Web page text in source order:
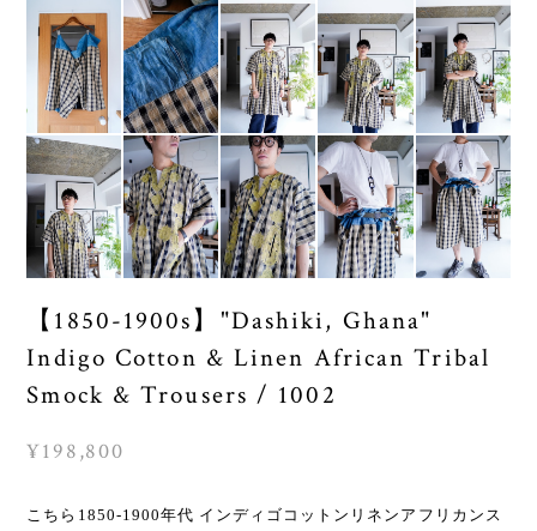
【1850-1900s】"Dashiki, Ghana"
Indigo Cotton & Linen African Tribal
Smock & Trousers / 1002
¥198,800
こちら1850-1900年代 インディゴコットンリネンアフリカンス